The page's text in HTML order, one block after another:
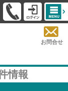
お問合せ
情報